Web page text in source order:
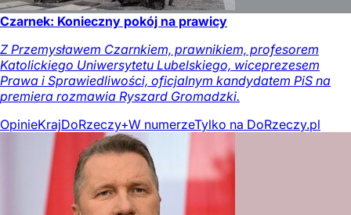
Czarnek: Konieczny pokój na prawicy
Z Przemysławem Czarnkiem, prawnikiem, profesorem
Katolickiego Uniwersytetu Lubelskiego, wiceprezesem
Prawa i Sprawiedliwości, oficjalnym kandydatem PiS na
premiera rozmawia Ryszard Gromadzki.
OpinieKrajDoRzeczy+W numerzeTylko na DoRzeczy.pl